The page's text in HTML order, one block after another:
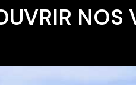
NOS